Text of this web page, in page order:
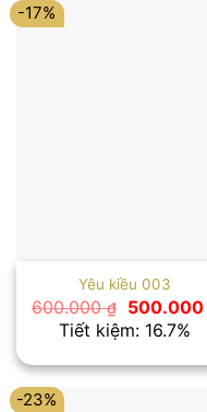
-17%
Yêu kiều 003
600.000₫
Giá
gốc
là:
500.000
Tiết kiệm: 16.7%
-23%